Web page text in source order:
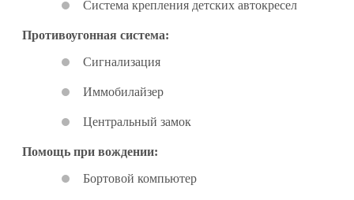
Система крепления детских автокресел
Противоугонная система:
Сигнализация
Иммобилайзер
Центральный замок
Помощь при вождении:
Бортовой компьютер